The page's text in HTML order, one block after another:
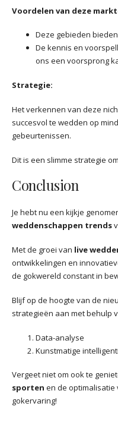
Voordelen van deze
Deze gebieden
De kennis en
ons een voorsprong
Strategie:
Het verkennen van deze
succesvol te wedden op
gebeurtenissen.
Dit is een slimme strategie om
Conclusion
Je hebt nu een kijkje
weddenschappen trends
Met de groei van live
ontwikkelingen en
de gokwereld constant in
Blijf op de hoogte van de
strategieën aan met behulp
Data-analyse
Kunstmatige
Vergeet niet om ook te
sporten en de optimalisatie
gokervaring!